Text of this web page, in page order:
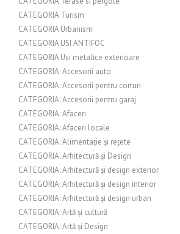
CATEGORIA Turism
CATEGORIA Urbanism
CATEGORIA USI ANTIFOC
CATEGORIA Usi metalice exterioare
CATEGORIA: Accesorii auto
CATEGORIA: Accesorii pentru corturi
CATEGORIA: Accesorii pentru garaj
CATEGORIA: Afaceri
CATEGORIA: Afaceri locale
CATEGORIA: Alimentație și rețete
CATEGORIA: Arhitectură și Design
CATEGORIA: Arhitectură și design exterior
CATEGORIA: Arhitectură și design interior
CATEGORIA: Arhitectură și design urban
CATEGORIA: Artă și cultură
CATEGORIA: Artă și Design